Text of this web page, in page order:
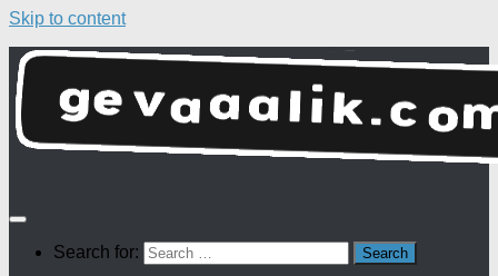
Skip to content
Search for: